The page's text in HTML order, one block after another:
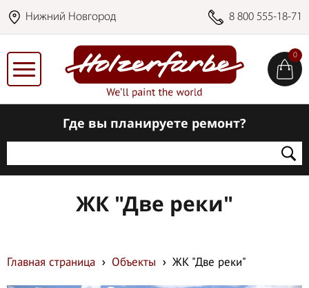
Нижний Новгород 8 800 555-18-71
0
Где вы планируете ремонт?
ЖК "Две реки"
Главная страница Объекты ЖК "Две реки"